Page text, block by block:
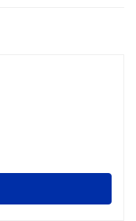
态图谱》、
展研究报告》、
、互联网企业、设备
、大模型企业等上